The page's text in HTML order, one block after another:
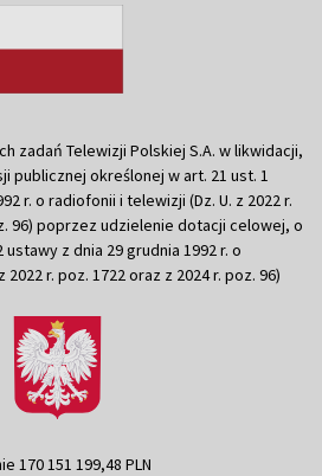
zadań Telewizji Polskiej S.A. w likwidacji,
publicznej określonej w art. 21 ust. 1
r. o radiofonii i telewizji (Dz. U. z 2022 r.
96) poprzez udzielenie dotacji celowej, o
z dnia 29 grudnia 1992 r. o
r. poz. 1722 oraz z 2024 r. poz. 96)
170 151 199,48 PLN